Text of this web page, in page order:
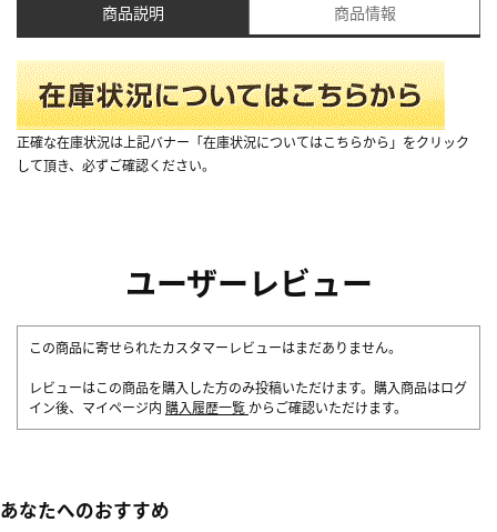
商品説明 商品情報
正確な在庫状況は上記バナー「在庫状況についてはこちらから」をクリック
して頂き、必ずご確認ください。
ユーザーレビュー
この商品に寄せられたカスタマーレビューはまだありません。
レビューはこの商品を購入した方のみ投稿いただけます。購入商品はログ
イン後、マイページ内 購入履歴一覧 からご確認いただけます。
あなたへのおすすめ